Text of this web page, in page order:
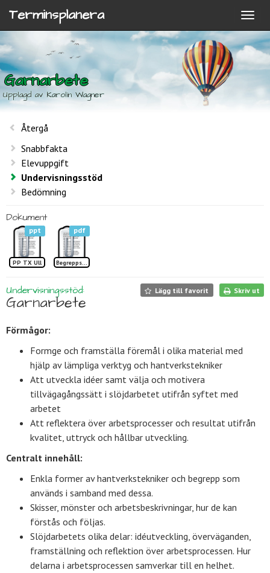
Terminsplanera
Garnarbete
Upplagd av Karolin Wagner
Återgå
Snabbfakta
Elevuppgift
Undervisningsstöd
Bedömning
Dokument
ppt
PP TX Ull
pdf
Begreppslista Garnarbete TP
Lägg till favorit Skriv ut
Undervisningsstöd:
Garnarbete
Förmågor:
Formge och framställa föremål i olika material med
hjälp av lämpliga verktyg och hantverkstekniker
Att utveckla idéer samt välja och motivera
tillvägagångssätt i slöjdarbetet utifrån syftet med
arbetet
Att reflektera över arbetsprocesser och resultat utifrån
kvalitet, uttryck och hållbar utveckling.
Centralt innehåll:
Enkla former av hantverkstekniker och begrepp som
används i samband med dessa.
Skisser, mönster och arbetsbeskrivningar, hur de kan
förstås och följas.
Slöjdarbetets olika delar: idéutveckling, överväganden,
framställning och ref­lektion över arbetsprocessen. Hur
delarna i arbetsprocessen samverkar till en helhet.